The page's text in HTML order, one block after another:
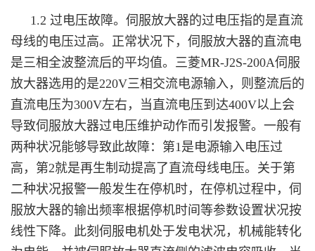
1.2 过电压故障。伺服放大器的过电压指的是直流
母线的电压过高。正常状况下，伺服放大器的直流电
是三相全波整流后的平均值。三菱MR-J2S-200A伺服
放大器选用的是220V三相交流电源输入，则整流后的
直流电压为300V左右，当直流电压到达400V以上会
导致伺服放大器过电压维护动作而引发报警。一般有
两种状况能够导致此故障：第1是电源输入电压过
高，第2就是再生制动提高了直流母线电压。关于第
二种状况报警一般发生在停机时，在停机过程中，伺
服放大器的输出频率根据停机时间等参数设置状况按
线性下降。此刻伺服电机处于发电状况，机械能转化